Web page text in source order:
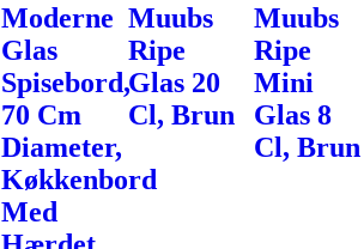
Moderne
Glas
Spisebord,
70 Cm
Diameter,
Køkkenbord
Med
Muubs
Ripe
Glas 20
Cl, Brun
Muubs
Ripe
Mini
Glas 8
Cl, Brun